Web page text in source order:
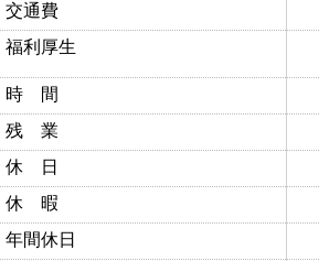
交通費
福利厚生
時 間
残 業
休 日
休 暇
年間休日